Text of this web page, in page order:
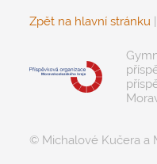
Zpět na hlavní stránku |
© Michalové Kučera a